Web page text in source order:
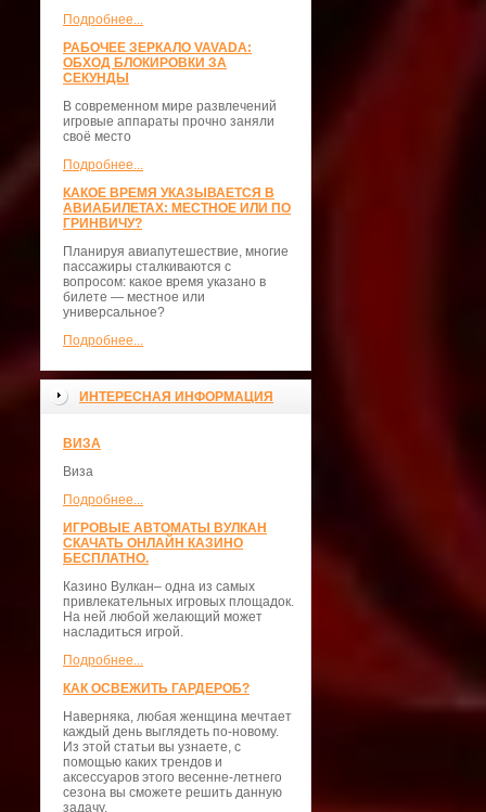
Подробнее...
РАБОЧЕЕ ЗЕРКАЛО VAVADA:
ОБХОД БЛОКИРОВКИ ЗА
СЕКУНДЫ
В современном мире развлечений
игровые аппараты прочно заняли
своё место
Подробнее...
КАКОЕ ВРЕМЯ УКАЗЫВАЕТСЯ В
АВИАБИЛЕТАХ: МЕСТНОЕ ИЛИ ПО
ГРИНВИЧУ?
Планируя авиапутешествие, многие
пассажиры сталкиваются с
вопросом: какое время указано в
билете — местное или
универсальное?
Подробнее...
ИНТЕРЕСНАЯ ИНФОРМАЦИЯ
ВИЗА
Виза
Подробнее...
ИГРОВЫЕ АВТОМАТЫ ВУЛКАН
СКАЧАТЬ ОНЛАЙН КАЗИНО
БЕСПЛАТНО.
Казино Вулкан– одна из самых
привлекательных игровых площадок.
На ней любой желающий может
насладиться игрой.
Подробнее...
КАК ОСВЕЖИТЬ ГАРДЕРОБ?
Наверняка, любая женщина мечтает
каждый день выглядеть по-новому.
Из этой статьи вы узнаете, с
помощью каких трендов и
аксессуаров этого весенне-летнего
сезона вы сможете решить данную
задачу.